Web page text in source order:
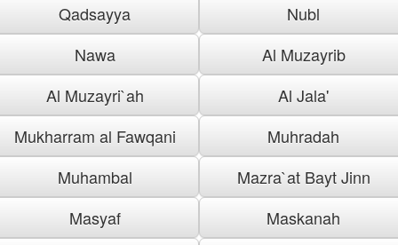
Qadsayya
Nubl
Nawa
Al Muzayrib
Al Muzayri`ah
Al Jala'
Mukharram al Fawqani
Muhradah
Muhambal
Mazra`at Bayt Jinn
Masyaf
Maskanah